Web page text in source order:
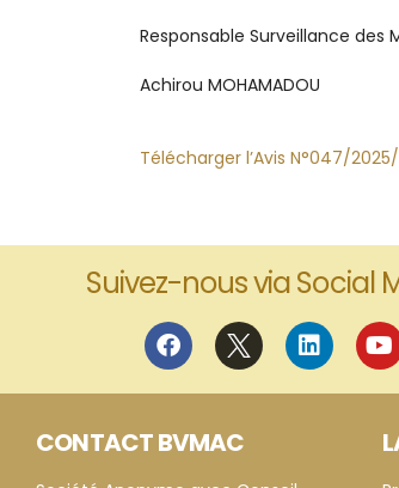
Responsable
Achirou
Télécharger l’Avis N°047/
Suivez-nous via Social
CONTACT BVMAC